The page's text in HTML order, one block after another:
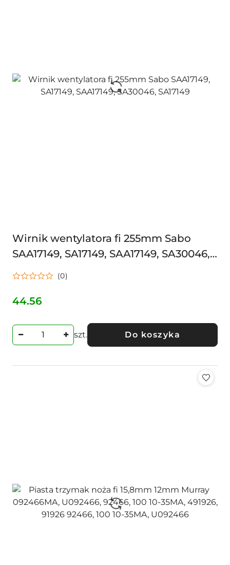
Wirnik wentylatora fi 255mm Sabo
SAA17149, SA17149, SAA17149, SA30046,
SA17149
(0)
Cena:
44.56
szt. Do koszyka